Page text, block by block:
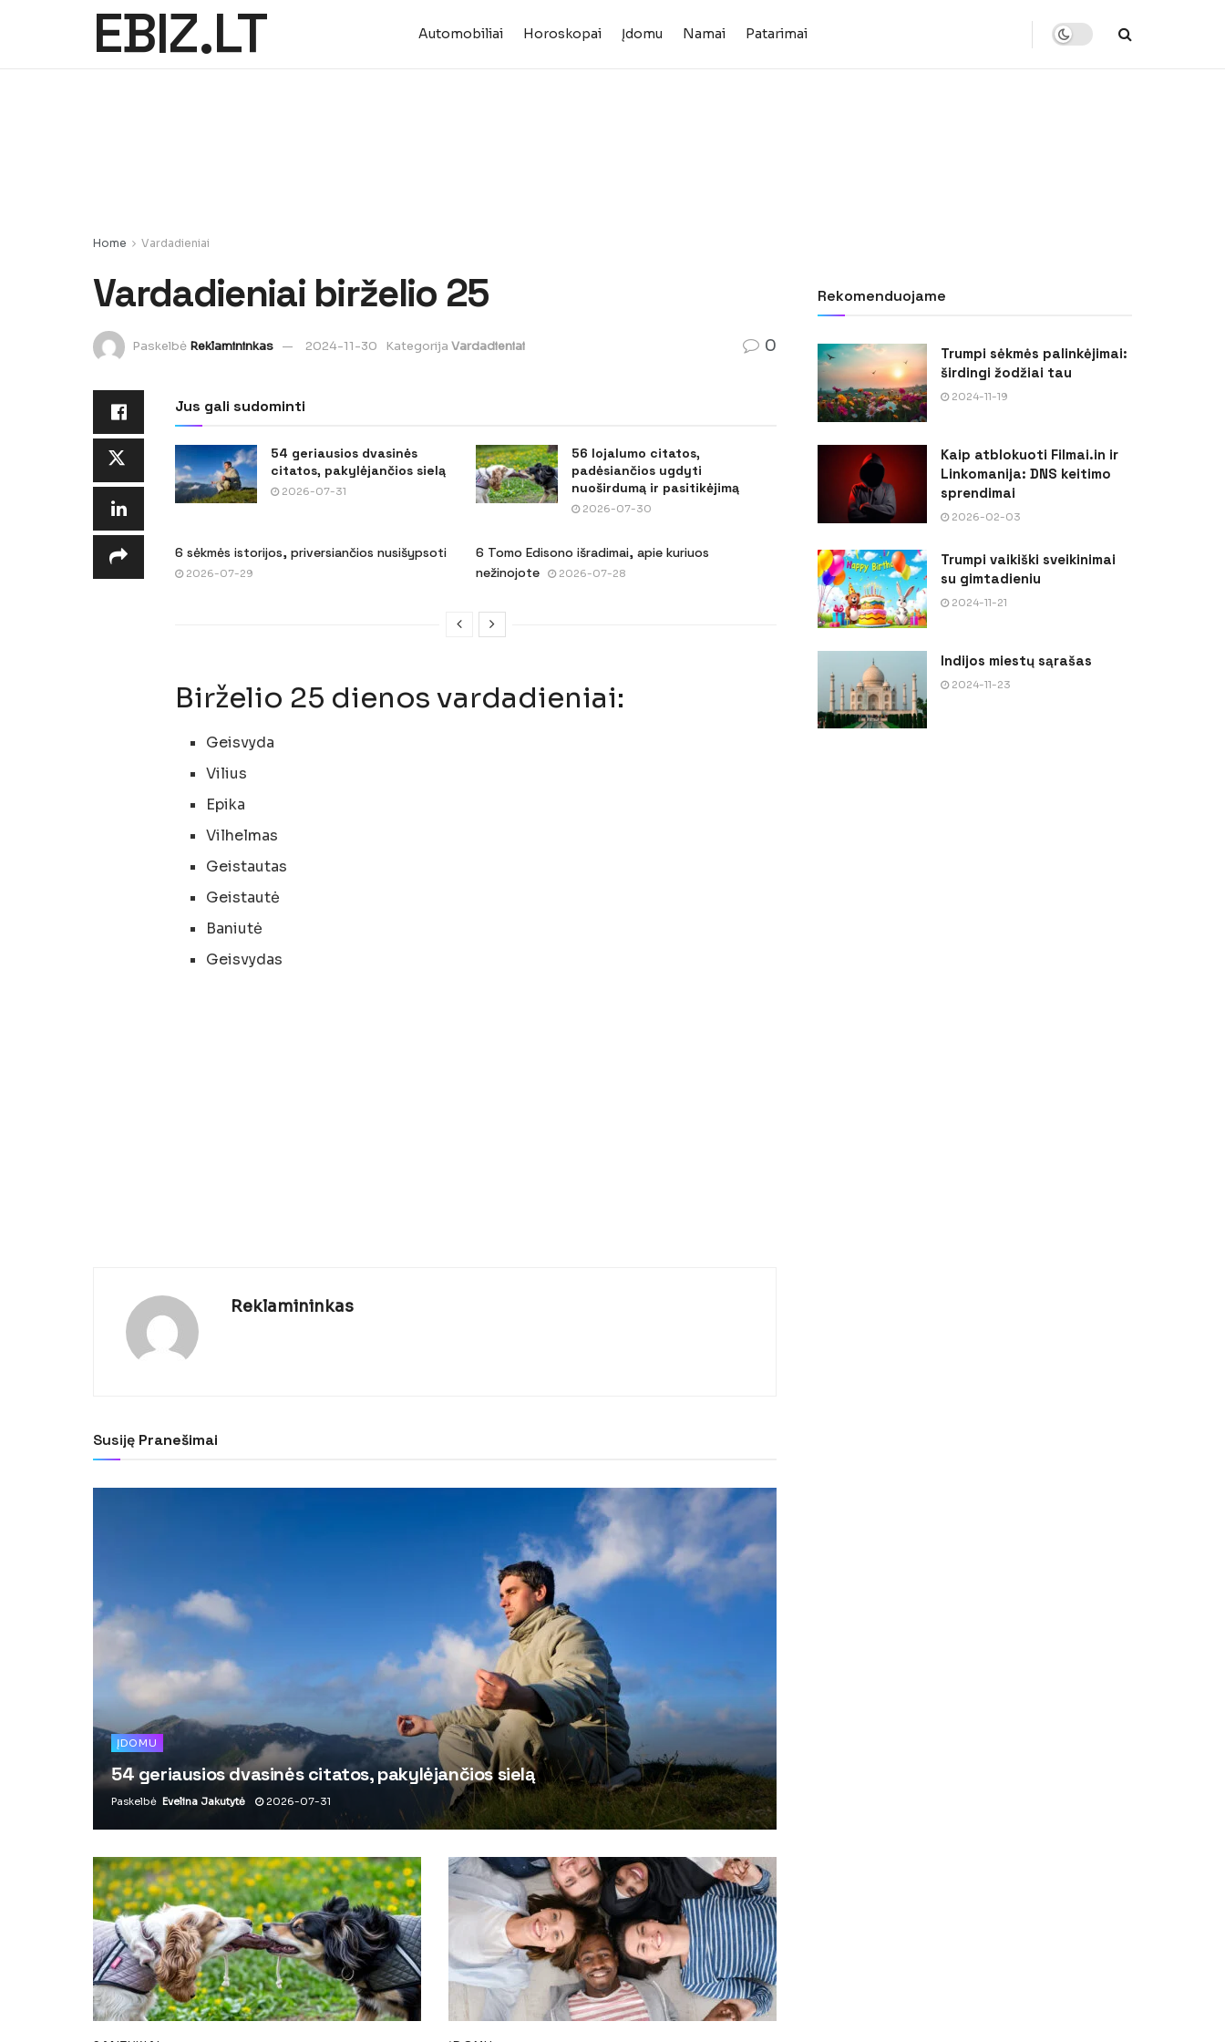
EBIZ.LT Automobiliai Horoskopai Įdomu Namai Patarimai
Home Vardadieniai
Vardadieniai birželio 25
Paskelbė Reklamininkas 2024-11-30 Kategorija Vardadieniai 0
Jus gali sudominti
54 geriausios dvasinės
citatos, pakylėjančios sielą
2026-07-31
56 lojalumo citatos,
padėsiančios ugdyti
nuoširdumą ir pasitikėjimą
2026-07-30
6 sėkmės istorijos, priversiančios nusišypsoti
2026-07-29
6 Tomo Edisono išradimai, apie kuriuos
nežinojote
2026-07-28
Birželio 25 dienos vardadieniai:
Geisvyda
Vilius
Epika
Vilhelmas
Geistautas
Geistautė
Baniutė
Geisvydas
Reklamininkas
Susiję Pranešimai
ĮDOMU
54 geriausios dvasinės citatos, pakylėjančios sielą
Paskelbė Evelina Jakutytė 2026-07-31
Rekomenduojame
Trumpi sėkmės palinkėjimai:
širdingi žodžiai tau
2024-11-19
Kaip atblokuoti Filmai.in ir
Linkomanija: DNS keitimo
sprendimai
2026-02-03
Trumpi vaikiški sveikinimai
su gimtadieniu
2024-11-21
Indijos miestų sąrašas
2024-11-23